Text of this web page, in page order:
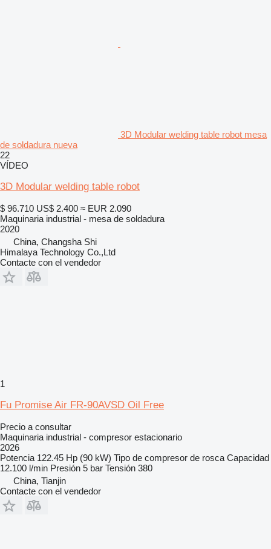
3D Modular welding table robot mesa
de soldadura nueva
22
VÍDEO
3D Modular welding table robot
$ 96.710 US$ 2.400 ≈ EUR 2.090
Maquinaria industrial - mesa de soldadura
2020
China, Changsha Shi
Himalaya Technology Co.,Ltd
Contacte con el vendedor
1
Fu Promise Air FR-90AVSD Oil Free
Precio a consultar
Maquinaria industrial - compresor estacionario
2026
Potencia 122.45 Hp (90 kW) Tipo de compresor de rosca Capacidad
12.100 l/min Presión 5 bar Tensión 380
China, Tianjin
Contacte con el vendedor